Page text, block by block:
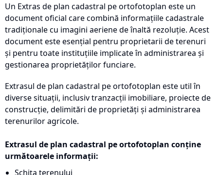
Un Extras de plan cadastral pe ortofotoplan este un
document oficial care combină informațiile cadastrale
tradiționale cu imagini aeriene de înaltă rezoluție. Acest
document este esențial pentru proprietarii de terenuri
și pentru toate instituțiile implicate în administrarea și
gestionarea proprietăților funciare.
Extrasul de plan cadastral pe ortofotoplan este util în
diverse situații, inclusiv tranzacții imobiliare, proiecte de
construcție, delimitări de proprietăți și administrarea
terenurilor agricole.
Extrasul de plan cadastral pe ortofotoplan conține
următoarele informații:
Schița terenului